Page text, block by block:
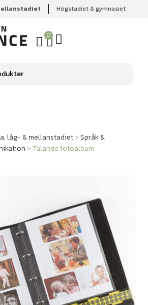
Högstadiet & gymnasiet
0
& mellanstadiet
Språk & svenska
fotoalbum
låg- & mellanstadiet>Språk &
>Talande fotoalbum